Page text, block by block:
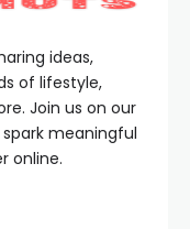
ideas,
of lifestyle,
Join us on our
meaningful
online.